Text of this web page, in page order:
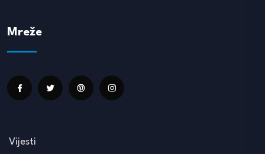
Mreže
Vijesti